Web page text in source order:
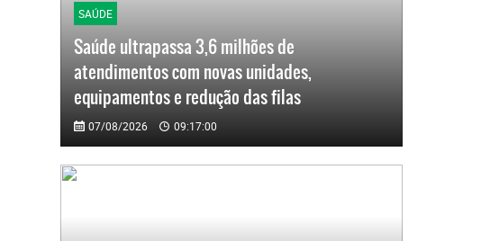
SAÚDE
Saúde ultrapassa 3,6 milhões de
atendimentos com novas unidades,
equipamentos e redução das filas
07/08/2026 09:17:00